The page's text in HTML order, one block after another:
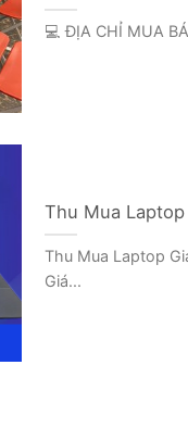
💻 ĐỊA CHỈ MUA
Thu Mua
Thu Mua Laptop
Giá...